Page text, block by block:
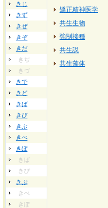
きじ
きず
きぜ
きぞ
きだ
きぢ
きづ
きで
きど
きば
きび
きぶ
きべ
きぼ
きぱ
きぴ
きぷ
きぺ
きぽ
矯正精神医学
共生生物
強制接種
共生説
共生藻体